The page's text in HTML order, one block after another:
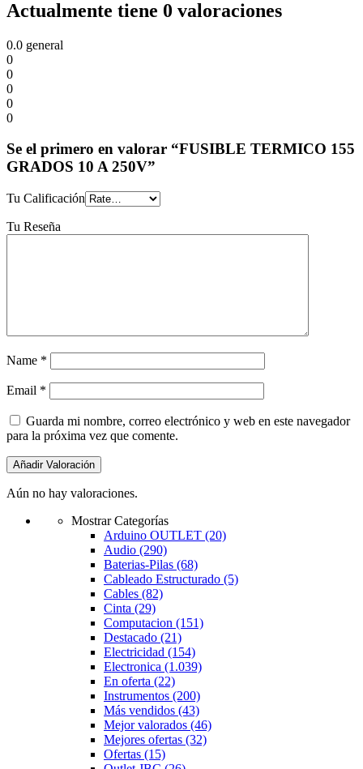
Actualmente tiene 0 valoraciones
0.0 general
0
0
0
0
0
Se el primero en valorar “FUSIBLE TERMICO 155
GRADOS 10 A 250V”
Tu Calificación
Tu Reseña
Name *
Email *
Guarda mi nombre, correo electrónico y web en este navegador
para la próxima vez que comente.
Aún no hay valoraciones.
Mostrar Categorías
Arduino OUTLET (20)
Audio (290)
Baterias-Pilas (68)
Cableado Estructurado (5)
Cables (82)
Cinta (29)
Computacion (151)
Destacado (21)
Electricidad (154)
Electronica (1.039)
En oferta (22)
Instrumentos (200)
Más vendidos (43)
Mejor valorados (46)
Mejores ofertas (32)
Ofertas (15)